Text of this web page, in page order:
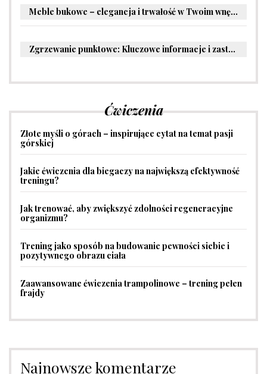
Meble bukowe – elegancja i trwałość w Twoim wnętrzu
Zgrzewanie punktowe: Kluczowe informacje i zastosowania w przemyśle
Ćwiczenia
Złote myśli o górach – inspirujące cytat na temat pasji
górskiej
Jakie ćwiczenia dla biegaczy na największą efektywność
treningu?
Jak trenować, aby zwiększyć zdolności regeneracyjne
organizmu?
Trening jako sposób na budowanie pewności siebie i
pozytywnego obrazu ciała
Zaawansowane ćwiczenia trampolinowe – trening pełen
frajdy
Najnowsze komentarze